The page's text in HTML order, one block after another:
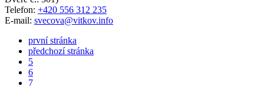
Telefon: +420 556 312 235
E-mail: svecova@vitkov.info
první stránka
předchozí stránka
5
6
7